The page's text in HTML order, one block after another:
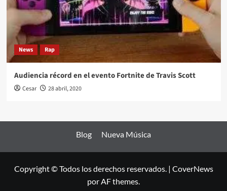
News Rap
Audiencia récord en el evento Fortnite de Travis Scott
Cesar 28 abril, 2020
Blog Nueva Música
Copyright © Todos los derechos reservados. | CoverNews
por AF themes.